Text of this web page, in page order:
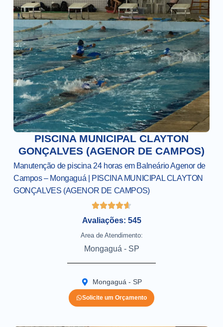
PISCINA MUNICIPAL CLAYTON
GONÇALVES (AGENOR DE CAMPOS)
Manutenção de piscina 24 horas em Balneário Agenor de
Campos – Mongaguá | PISCINA MUNICIPAL CLAYTON
GONÇALVES (AGENOR DE CAMPOS)
Avaliações: 545
Area de Atendimento:
Mongaguá - SP
Mongaguá - SP
Solicite um Orçamento